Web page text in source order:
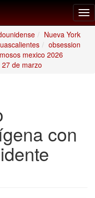
Nueva York
obsession
mexico 2026
27 de marzo
con